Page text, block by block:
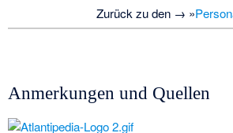
Zurück zu den → »
Anmerkungen und Quellen